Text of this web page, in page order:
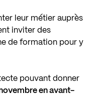
leur métier auprès
inviter des
de formation pour y
pouvant donner
novembre en avant-